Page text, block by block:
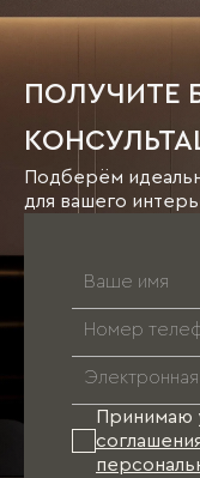
ПОЛУЧИТЕ
Подберём
для вашего
Принимаю